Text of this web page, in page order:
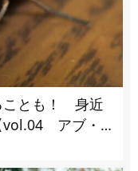
ことも！ 身近
vol.04 アブ・ブ